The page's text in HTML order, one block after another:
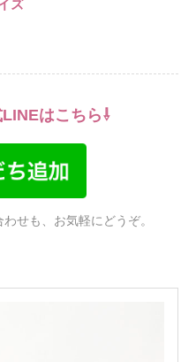
ズ
はこちら⇩
せも、お気軽にどうぞ。